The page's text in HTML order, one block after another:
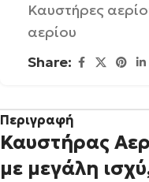
Καυστήρες
αερίου
Share:
Περιγραφή
Καυστήρας
με μεγάλη